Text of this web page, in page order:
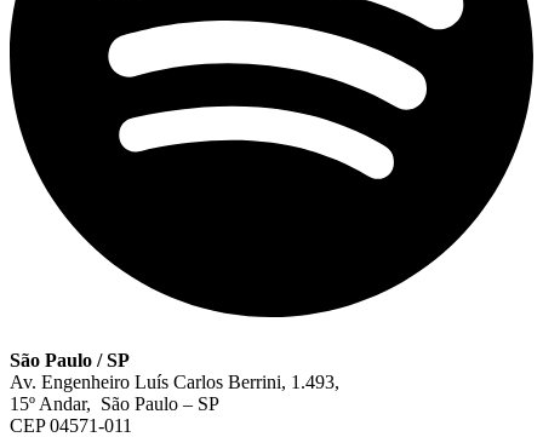
São Paulo / SP
Av. Engenheiro Luís Carlos Berrini, 1.493,
15º Andar, São Paulo – SP
CEP 04571-011